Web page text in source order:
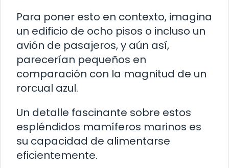
Para poner esto en contexto, imagina
un edificio de ocho pisos o incluso un
avión de pasajeros, y aún así,
parecerían pequeños en
comparación con la magnitud de un
rorcual azul.
Un detalle fascinante sobre estos
espléndidos mamíferos marinos es
su capacidad de alimentarse
eficientemente.